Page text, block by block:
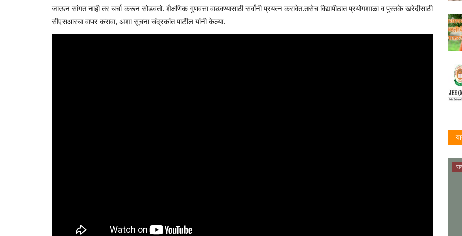
जाऊन सांगत नाही तर चर्चा करून सोडवतो. शैक्षणिक गुणवत्ता वाढवण्यासाठी सर्वांनी प्रयत्न करावेत.तसेच विद्यापीठात प्रयोगशाळा व पुस्तके खरेदीसाठी
सीएसआरचा वापर करावा, अशा सूचना चंद्रकांत पाटील यांनी केल्या.